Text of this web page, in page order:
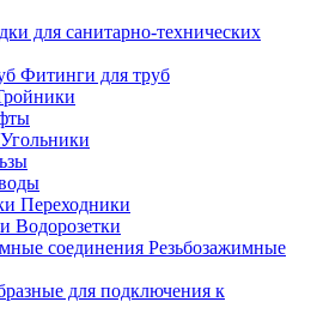
для санитарно-технических
Фитинги для труб
Угольники
Переходники
Водорозетки
Резьбозажимные